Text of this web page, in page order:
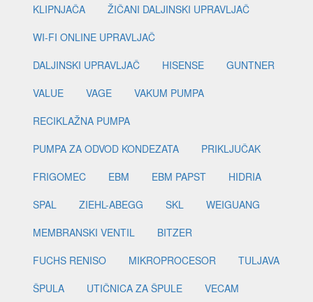
KLIPNJAČA
ŽIČANI DALJINSKI UPRAVLJAČ
WI-FI ONLINE UPRAVLJAČ
DALJINSKI UPRAVLJAČ
HISENSE
GUNTNER
VALUE
VAGE
VAKUM PUMPA
RECIKLAŽNA PUMPA
PUMPA ZA ODVOD KONDEZATA
PRIKLJUČAK
FRIGOMEC
EBM EBM PAPST
HIDRIA
SPAL
ZIEHL-ABEGG SKL
WEIGUANG
MEMBRANSKI VENTIL
BITZER
FUCHS RENISO
MIKROPROCESOR
TULJAVA
ŠPULA
UTIČNICA ZA ŠPULE
VECAM